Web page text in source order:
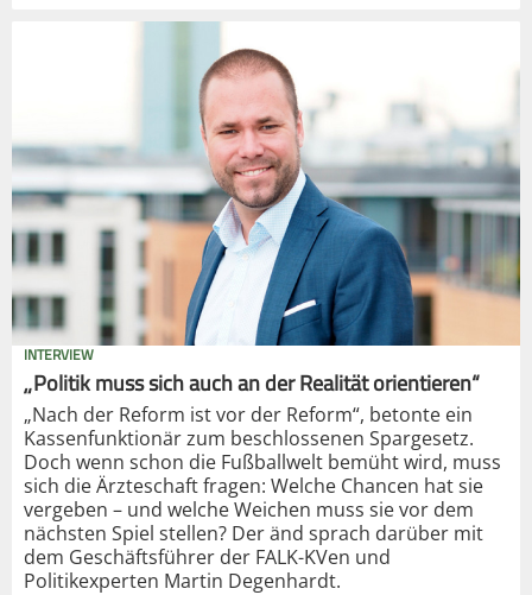
INTERVIEW
„Politik muss sich auch an der Realität orientieren“
„Nach der Reform ist vor der Reform“, betonte ein
Kassenfunktionär zum beschlossenen Spargesetz.
Doch wenn schon die Fußballwelt bemüht wird, muss
sich die Ärzteschaft fragen: Welche Chancen hat sie
vergeben – und welche Weichen muss sie vor dem
nächsten Spiel stellen? Der änd sprach darüber mit
dem Geschäftsführer der FALK-KVen und
Politikexperten Martin Degenhardt.